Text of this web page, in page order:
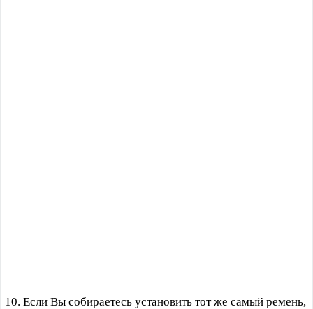
10. Если Вы собираетесь установить тот же самый ремень,